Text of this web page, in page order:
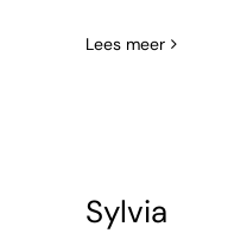
Lees meer
Sylvia